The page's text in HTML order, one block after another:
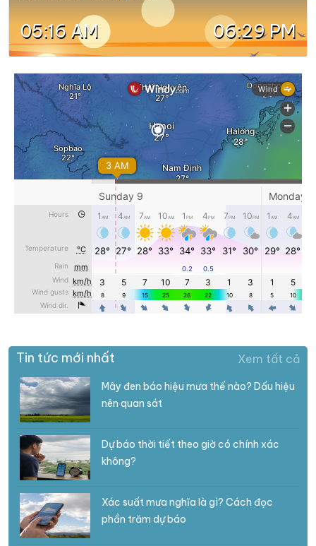
05:16 AM 06:29 PM
Tin tức mới nhất Xem tất cả
Mây đen báo hiệu mưa thế nào? Dấu hiệu
nên quan sát
Dự báo thời tiết theo giờ có chính xác
không?
Xác suất mưa nghĩa là gì? Cách đọc
phần trăm dự báo